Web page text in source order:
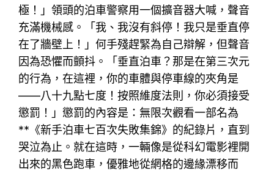
極！」領頭的泊車警察用一個擴音器大喊，聲音
充滿機械感。「我、我沒有斜停！我只是垂直停
在了牆壁上！」何手殘趕緊為自己辯解，但聲音
因為恐懼而顫抖。「垂直泊車？那是在第三次元
的行為，在這裡，你的車體與停車線的夾角是
——八十九點七度！按照維度法則，你必須接受
懲罰！」懲罰的內容是：無限次觀看一部名為
**《新手泊車七百次失敗集錦》的紀錄片，直到
哭泣為止。就在這時，一輛像是從科幻電影裡開
出來的黑色跑車，優雅地從網格的邊緣漂移而